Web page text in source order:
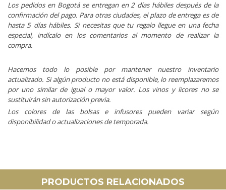
Los pedidos en Bogotá se entregan en 2 días hábiles después de la
confirmación del pago. Para otras ciudades, el plazo de entrega es de
hasta 5 días hábiles. Si necesitas que tu regalo llegue en una fecha
especial, indícalo en los comentarios al momento de realizar la
compra.
Hacemos todo lo posible por mantener nuestro inventario
actualizado. Si algún producto no está disponible, lo reemplazaremos
por uno similar de igual o mayor valor. Los vinos y licores no se
sustituirán sin autorización previa.
Los colores de las bolsas e infusores pueden variar según
disponibilidad o actualizaciones de temporada.
PRODUCTOS RELACIONADOS